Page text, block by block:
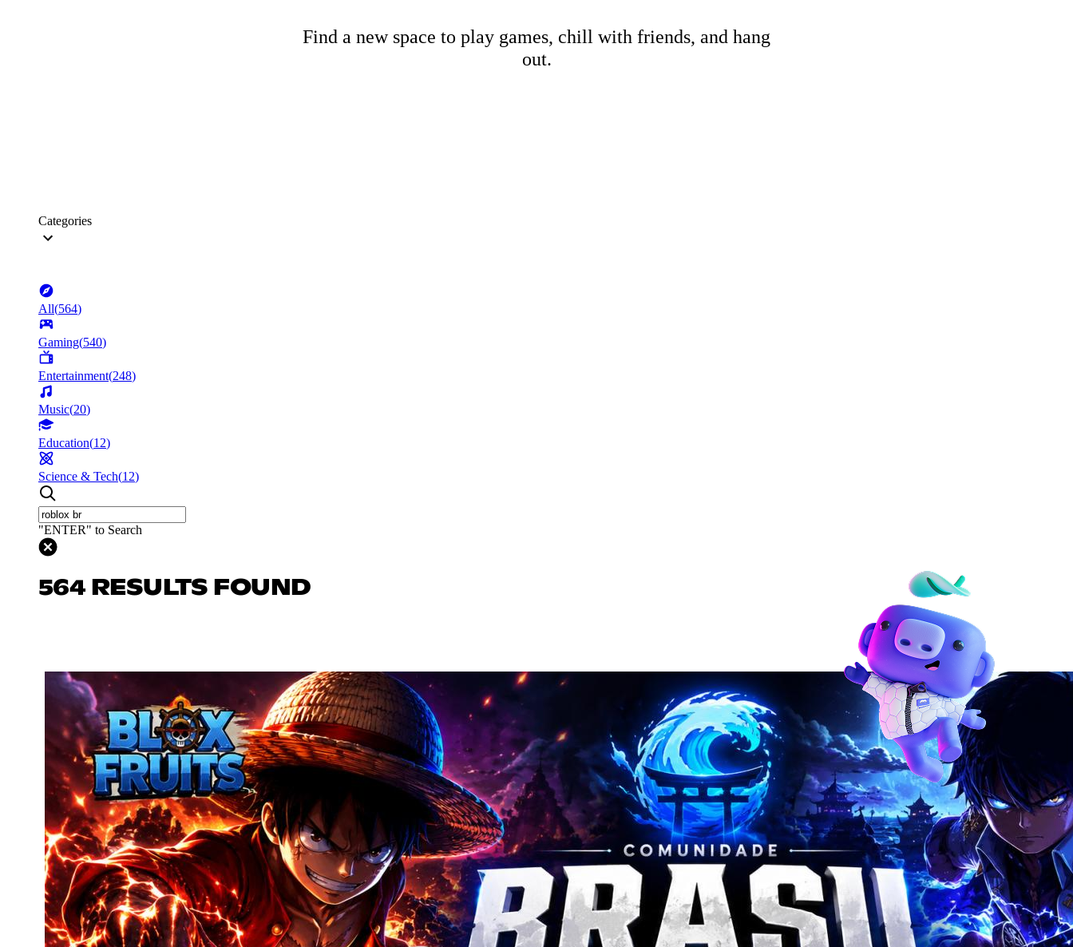
Find a new space to play games, chill with friends, and hang
out.
Categories
All(564)
Gaming(540)
Entertainment(248)
Music(20)
Education(12)
Science & Tech(12)
"ENTER" to Search
564 RESULTS FOUND